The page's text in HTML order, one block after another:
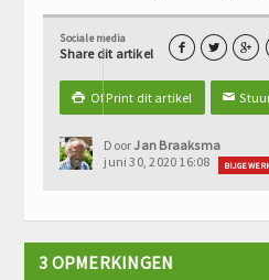
Sociale media
Share dit artikel   
 Of Print dit artikel ✉
DoorJan Braaksma
juni 30, 2020 16:08
3 OPMERKINGEN